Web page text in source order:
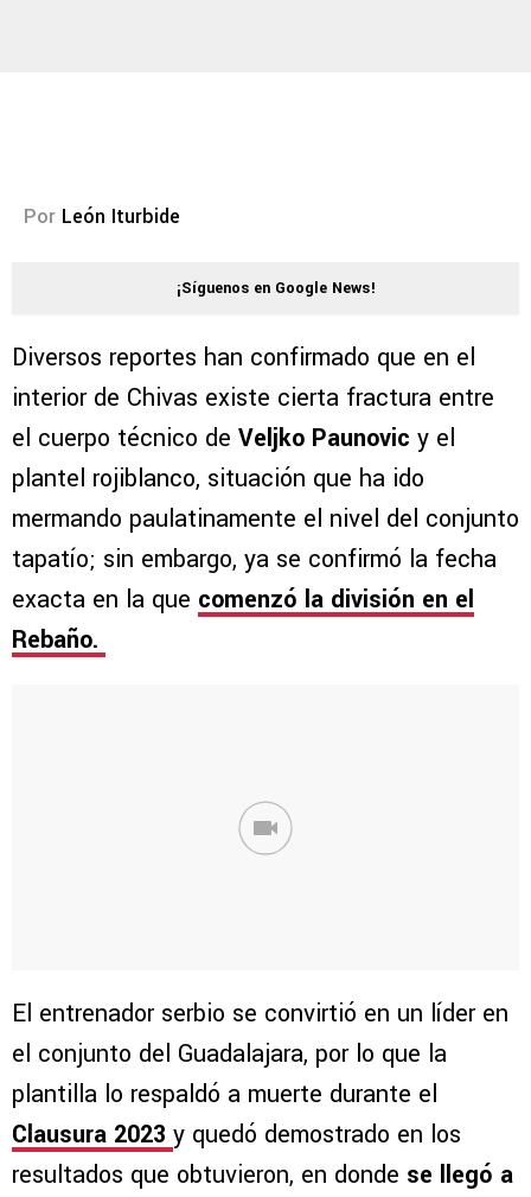
Por León Iturbide
¡Síguenos en Google News!
Diversos reportes han confirmado que en el
interior de Chivas existe cierta fractura entre
el cuerpo técnico de Veljko Paunovic y el
plantel rojiblanco, situación que ha ido
mermando paulatinamente el nivel del conjunto
tapatío; sin embargo, ya se confirmó la fecha
exacta en la que comenzó la división en el
Rebaño.
El entrenador serbio se convirtió en un líder en
el conjunto del Guadalajara, por lo que la
plantilla lo respaldó a muerte durante el
Clausura 2023 y quedó demostrado en los
resultados que obtuvieron, en donde se llegó a